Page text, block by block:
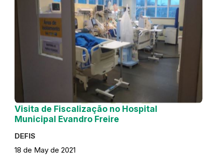
Visita de Fiscalização no Hospital
Municipal Evandro Freire
DEFIS
18 de May de 2021